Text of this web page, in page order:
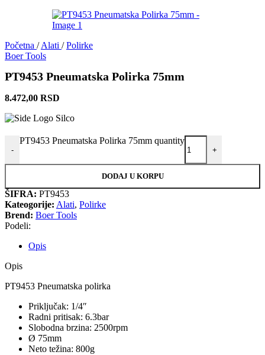
Početna / Alati / Polirke
Boer Tools
PT9453 Pneumatska Polirka 75mm
8.472,00 RSD
-
PT9453 Pneumatska Polirka 75mm quantity
+
DODAJ U KORPU
ŠIFRA: PT9453
Kateogorije: Alati, Polirke
Brend: Boer Tools
Podeli:
Opis
Opis
PT9453 Pneumatska polirka
Priključak: 1/4″
Radni pritisak: 6.3bar
Slobodna brzina: 2500rpm
Ø 75mm
Neto težina: 800g